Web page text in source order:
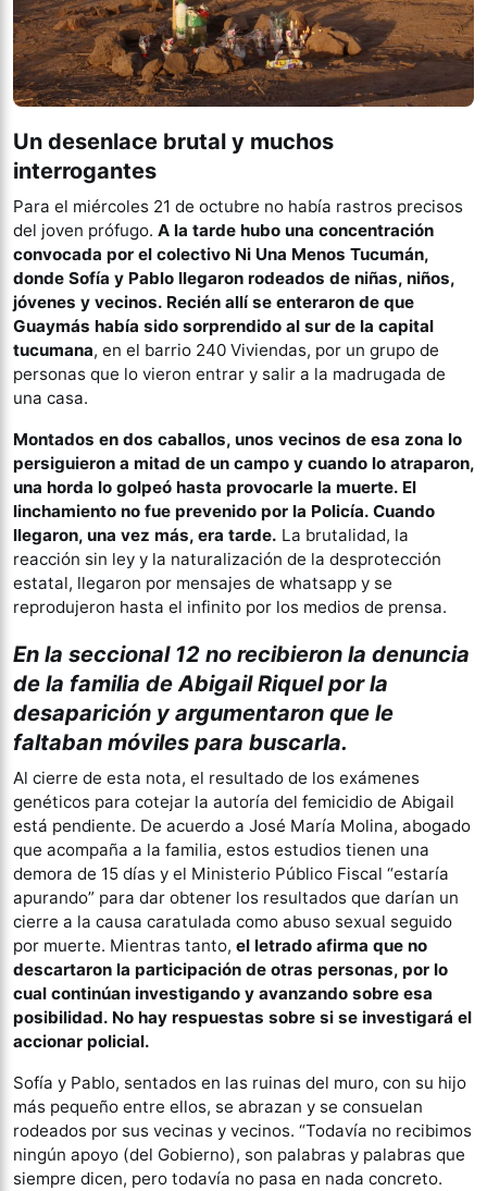
Un desenlace brutal y muchos
interrogantes
Para el miércoles 21 de octubre no había rastros precisos
del joven prófugo. A la tarde hubo una concentración
convocada por el colectivo Ni Una Menos Tucumán,
donde Sofía y Pablo llegaron rodeados de niñas, niños,
jóvenes y vecinos. Recién allí se enteraron de que
Guaymás había sido sorprendido al sur de la capital
tucumana, en el barrio 240 Viviendas, por un grupo de
personas que lo vieron entrar y salir a la madrugada de
una casa.
Montados en dos caballos, unos vecinos de esa zona lo
persiguieron a mitad de un campo y cuando lo atraparon,
una horda lo golpeó hasta provocarle la muerte. El
linchamiento no fue prevenido por la Policía. Cuando
llegaron, una vez más, era tarde. La brutalidad, la
reacción sin ley y la naturalización de la desprotección
estatal, llegaron por mensajes de whatsapp y se
reprodujeron hasta el infinito por los medios de prensa.
En la seccional 12 no recibieron la denuncia
de la familia de Abigail Riquel por la
desaparición y argumentaron que le
faltaban móviles para buscarla.
Al cierre de esta nota, el resultado de los exámenes
genéticos para cotejar la autoría del femicidio de Abigail
está pendiente. De acuerdo a José María Molina, abogado
que acompaña a la familia, estos estudios tienen una
demora de 15 días y el Ministerio Público Fiscal “estaría
apurando” para dar obtener los resultados que darían un
cierre a la causa caratulada como abuso sexual seguido
por muerte. Mientras tanto, el letrado afirma que no
descartaron la participación de otras personas, por lo
cual continúan investigando y avanzando sobre esa
posibilidad. No hay respuestas sobre si se investigará el
accionar policial.
Sofía y Pablo, sentados en las ruinas del muro, con su hijo
más pequeño entre ellos, se abrazan y se consuelan
rodeados por sus vecinas y vecinos. “Todavía no recibimos
ningún apoyo (del Gobierno), son palabras y palabras que
siempre dicen, pero todavía no pasa en nada concreto.